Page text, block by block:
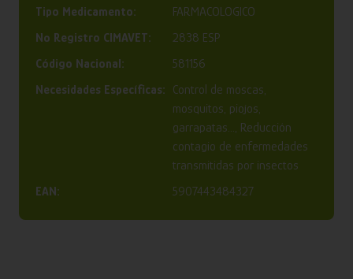
Tipo Medicamento:
FARMACOLOGICO
Nº Registro CIMAVET:
2838 ESP
Código Nacional:
581156
Necesidades Específicas:
Control de moscas,
mosquitos, piojos,
garrapatas..., Reducción
contagio de enfermedades
transmitidas por insectos
EAN:
5907443484327